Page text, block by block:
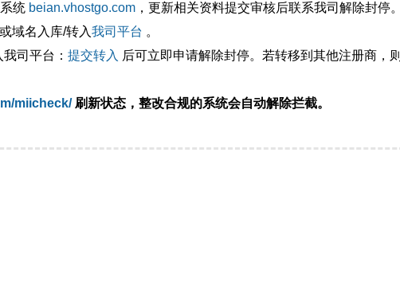
统 beian.vhostgo.com ，更新相关资料提交审核后联系我司解除封停。
域名入库/转入我司平台 。
司平台： 提交转入 后可立即申请解除封停。若转移到其他注册商，则
miicheck/刷新状态，整改合规的系统会自动解除拦截。